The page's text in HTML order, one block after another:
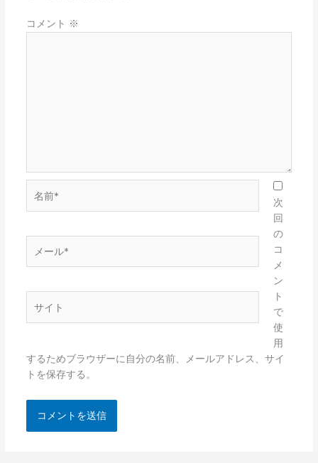
コメント ※
前
ー
*
次
回
の
コ
メ
ン
ト
で
使
用
するためブラウザーに自分の名前、メールアドレス、サイ
トを保存する。